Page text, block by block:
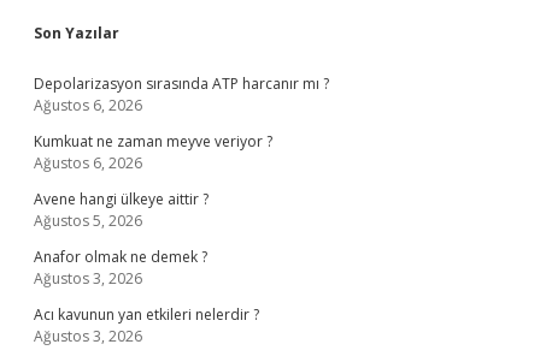
Sidebar
Son Yazılar
Depolarizasyon sırasında ATP harcanır mı ?
Ağustos 6, 2026
Kumkuat ne zaman meyve veriyor ?
Ağustos 6, 2026
Avene hangi ülkeye aittir ?
Ağustos 5, 2026
Anafor olmak ne demek ?
Ağustos 3, 2026
Acı kavunun yan etkileri nelerdir ?
Ağustos 3, 2026